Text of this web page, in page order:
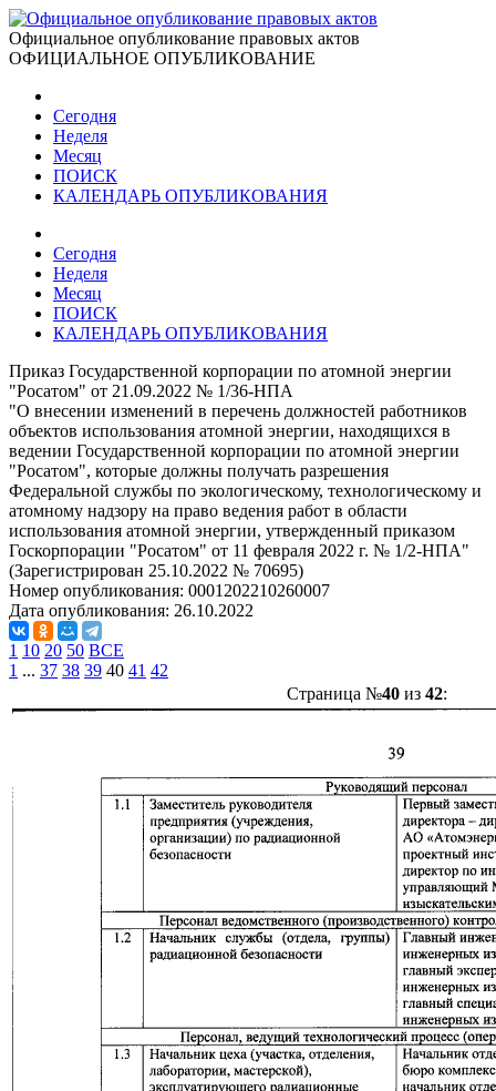
Официальное опубликование правовых актов
ОФИЦИАЛЬНОЕ ОПУБЛИКОВАНИЕ
Сегодня
Неделя
Месяц
ПОИСК
КАЛЕНДАРЬ ОПУБЛИКОВАНИЯ
Сегодня
Неделя
Месяц
ПОИСК
КАЛЕНДАРЬ ОПУБЛИКОВАНИЯ
Приказ Государственной корпорации по атомной энергии
"Росатом" от 21.09.2022 № 1/36-НПА
"О внесении изменений в перечень должностей работников
объектов использования атомной энергии, находящихся в
ведении Государственной корпорации по атомной энергии
"Росатом", которые должны получать разрешения
Федеральной службы по экологическому, технологическому и
атомному надзору на право ведения работ в области
использования атомной энергии, утвержденный приказом
Госкорпорации "Росатом" от 11 февраля 2022 г. № 1/2-НПА"
(Зарегистрирован 25.10.2022 № 70695)
Номер опубликования: 0001202210260007
Дата опубликования: 26.10.2022
1 10 20 50 ВСЕ
1 ... 37 38 39 40 41 42
Страница №40из 42: